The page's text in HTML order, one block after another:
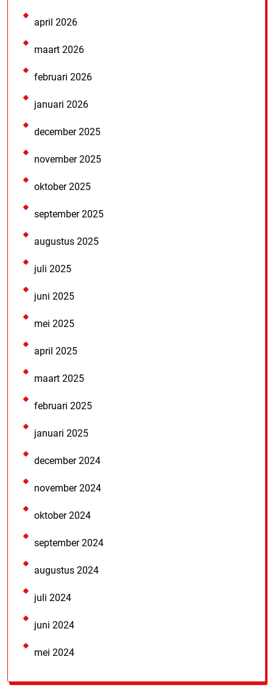
april 2026
maart 2026
februari 2026
januari 2026
december 2025
november 2025
oktober 2025
september 2025
augustus 2025
juli 2025
juni 2025
mei 2025
april 2025
maart 2025
februari 2025
januari 2025
december 2024
november 2024
oktober 2024
september 2024
augustus 2024
juli 2024
juni 2024
mei 2024